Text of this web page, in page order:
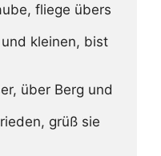
fliege übers
kleinen, bist
über Berg und
grüß sie